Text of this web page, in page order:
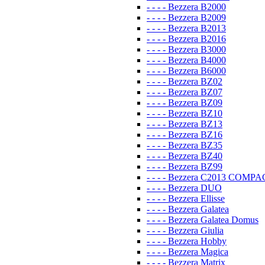
- - - - Bezzera B2000
- - - - Bezzera B2009
- - - - Bezzera B2013
- - - - Bezzera B2016
- - - - Bezzera B3000
- - - - Bezzera B4000
- - - - Bezzera B6000
- - - - Bezzera BZ02
- - - - Bezzera BZ07
- - - - Bezzera BZ09
- - - - Bezzera BZ10
- - - - Bezzera BZ13
- - - - Bezzera BZ16
- - - - Bezzera BZ35
- - - - Bezzera BZ40
- - - - Bezzera BZ99
- - - - Bezzera C2013
- - - - Bezzera DUO
- - - - Bezzera Ellisse
- - - - Bezzera Galatea
- - - - Bezzera Galatea Domus
- - - - Bezzera Giulia
- - - - Bezzera Hobby
- - - - Bezzera Magica
- - - - Bezzera Matrix